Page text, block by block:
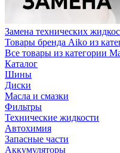
Замена технических
Товары бренда Aiko из
Все товары из категории
Каталог
Шины
Диски
Масла и смазки
Фильтры
Технические жидкости
Автохимия
Запасные части
Аккумуляторы